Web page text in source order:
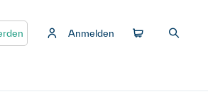
Anmelden